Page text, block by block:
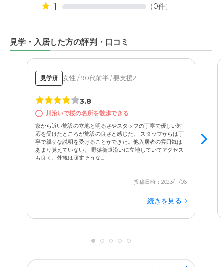
1 （0件）
見学・入居した方の評判・口コミ
見学済 女性 / 90代前半 / 要支援2
3.8
川沿いで桜の名所を散歩できる
家から近い施設の立地と明るさやスタッフの丁寧で優しい対
応を受けたところが施設の良さと感じた。 スタッフからは丁
寧で親切な説明を受けることができた。他入居者の雰囲気は
あまり覚えていない。 野猿街道沿いに立地していてアクセス
も良く、外観は頑丈そうな...
投稿日時：2023/11/06
続きを見る